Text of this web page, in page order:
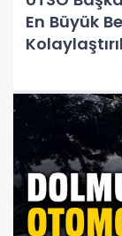
En Büyük